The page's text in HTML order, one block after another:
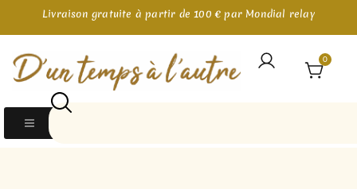
Livraison gratuite à partir de 100 € par Mondial relay
0